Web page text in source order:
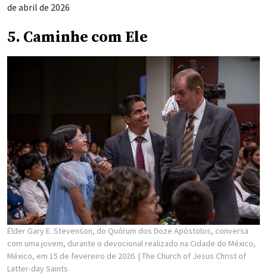
de abril de 2026
5. Caminhe com Ele
Élder Gary E. Stevenson, do Quórum dos Doze Apóstolos, conversa
com uma jovem, durante o devocional realizado na Cidade do México,
México, em 15 de fevereiro de 2026. | The Church of Jesus Christ of
Latter-day Saints